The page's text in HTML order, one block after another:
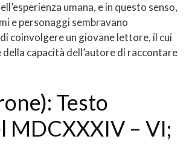
umana, e in questo senso,
e personaggi sembravano
coinvolgere un giovane lettore, il cui
capacità dell’autore di raccontare
Testo
MDCXXXIV – VI;